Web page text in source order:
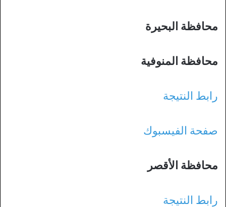
محافظة البحيرة
محافظة المنوفية
رابط النتيجة
صفحة الفيسبوك
محافظة الأقصر
رابط النتيجة